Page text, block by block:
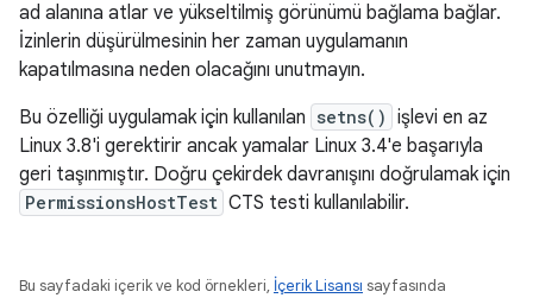
ad alanına atlar ve yükseltilmiş görünümü bağlama bağlar.
İzinlerin düşürülmesinin her zaman uygulamanın
kapatılmasına neden olacağını unutmayın.
Bu özelliği uygulamak için kullanılan setns() işlevi en az
Linux 3.8'i gerektirir ancak yamalar Linux 3.4'e başarıyla
geri taşınmıştır. Doğru çekirdek davranışını doğrulamak için
PermissionsHostTest CTS testi kullanılabilir.
Bu sayfadaki içerik ve kod örnekleri, İçerik Lisansı sayfasında